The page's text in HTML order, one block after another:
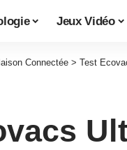
Jeux Vidéo
Connectée > Test